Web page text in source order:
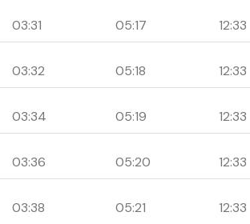
03:31 05:17 12:33
03:32 05:18 12:33
03:34 05:19 12:33
03:36 05:20 12:33
03:38 05:21 12:33